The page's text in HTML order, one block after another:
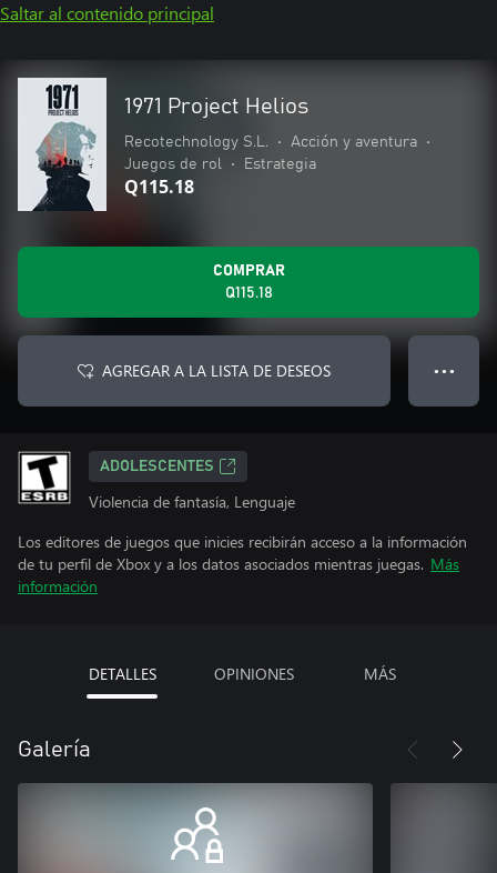
Saltar al contenido principal
1971 Project Helios
Recotechnology S.L. • Acción y aventura
•
Juegos de rol
• Estrategia
Q115.18
COMPRAR
Q115.18
AGREGAR A LA LISTA DE DESEOS ● ● ●
ADOLESCENTES
Violencia de fantasía, Lenguaje
Los editores de juegos que inicies recibirán acceso a la información
de tu perfil de Xbox y a los datos asociados mientras juegas. Más
información
DETALLES OPINIONES MÁS
Galería